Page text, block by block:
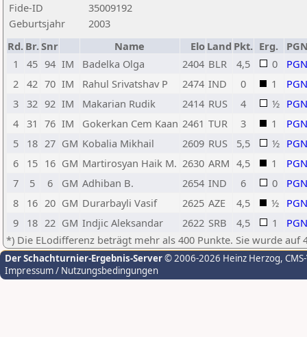
Fide-ID
35009192
Geburtsjahr
2003
Rd. Br.Snr Name Elo Land Pkt. Erg.
1
45 94 IM Badelka Olga 2404 BLR 4,5 0
PGN
2
42 70 IM Rahul Srivatshav P 2474 IND 0 1
PGN
3
32 92 IM Makarian Rudik 2414 RUS 4 ½ PGN
4
31 76 IM Gokerkan Cem Kaan 2461 TUR 3 1
PGN
5
18 27 GM Kobalia Mikhail 2609 RUS 5,5 ½ PGN
6
15 16 GM Martirosyan Haik M. 2630 ARM 4,5 1
PGN
7
5 6 GM Adhiban B. 2654 IND 6 0
PGN
8
16 20 GM Durarbayli Vasif 2625 AZE 4,5 ½ PGN
9
18 22 GM Indjic Aleksandar 2622 SRB 4,5 1
PGN
*) Die ELodifferenz beträgt mehr als 400 Punkte. Sie wurde auf
Der Schachturnier-Ergebnis-Server© 2006-2026 Heinz Herzog,
Impressum / Nutzungsbedingungen